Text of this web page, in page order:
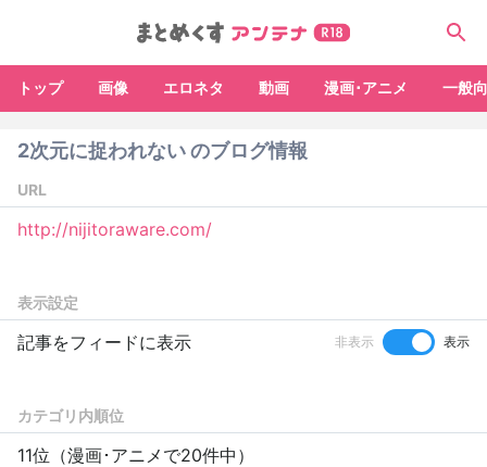
トップ 画像 エロネタ 動画 漫画･アニメ 一般
2次元に捉われない のブログ情報
URL
http://nijitoraware.com/
表示設定
記事をフィードに表示 非表示 表示
カテゴリ内順位
11位（漫画･アニメで20件中）